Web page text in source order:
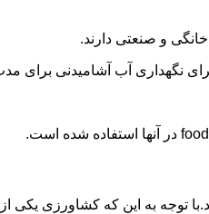
و صنعتی دارند.
نگهداری آب آشامیدنی برای
توجه به این که کشاورزی